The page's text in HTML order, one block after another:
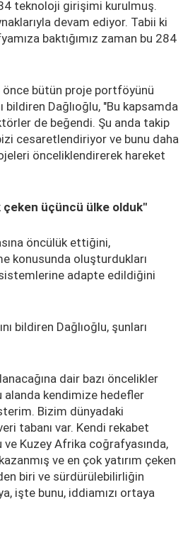
teknoloji girişimi kurulmuş.
devam ediyor. Tabii ki
baktığımız zaman bu 284
önce bütün proje portföyünü
bildiren Dağlıoğlu, "Bu kapsamda
de beğendi. Şu anda takip
cesaretlendiriyor ve bunu daha
önceliklendirerek hareket
çeken üçüncü ülke olduk"
öncülük ettiğini,
konusunda oluşturdukları
adapte edildiğini
bildiren Dağlıoğlu, şunları
dair bazı öncelikler
alanda kendimize hedefler
Bizim dünyadaki
tabanı var. Kendi rekabet
Kuzey Afrika coğrafyasında,
ve en çok yatırım çeken
biri ve sürdürülebilirliğin
işte bunu, iddiamızı ortaya